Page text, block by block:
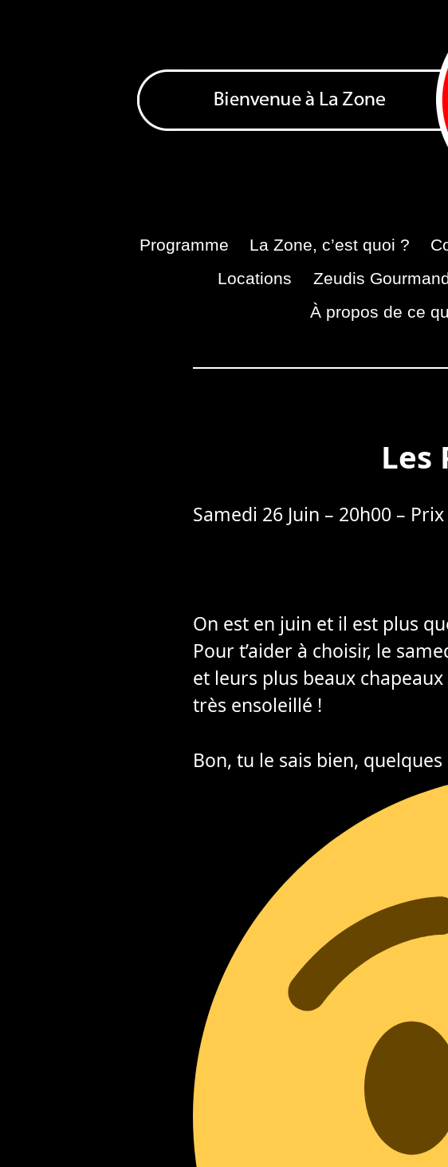
Programme La Zone, c’est quoi ?
Locations
Zeudis
À propos de ce
Les
Samedi 26 Juin – 20h00 –
On est en juin et il est plus
Pour t’aider à choisir, le
et leurs plus beaux
très ensoleillé !
Bon, tu le sais bien,